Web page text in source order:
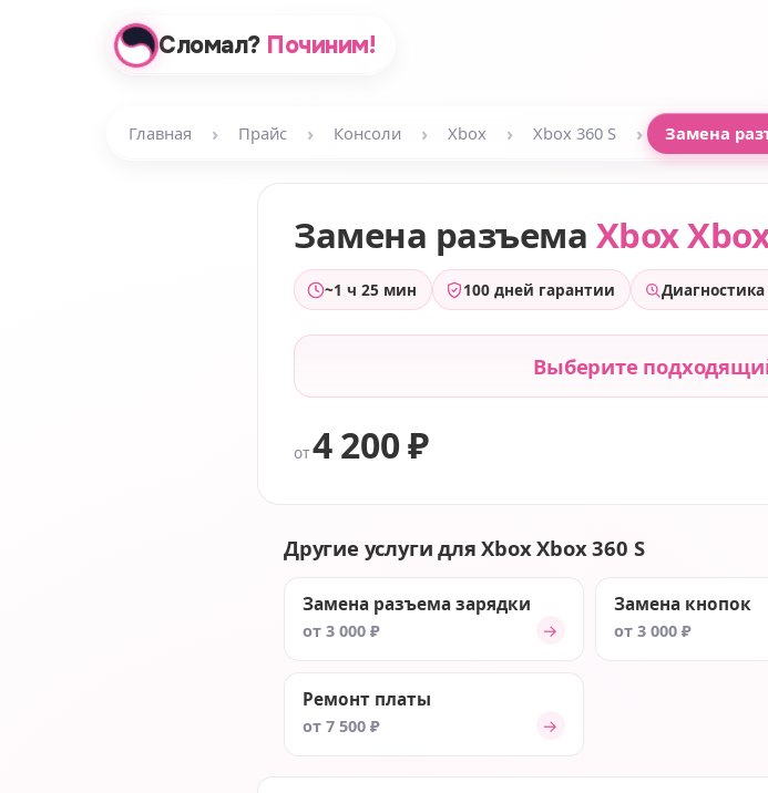
Сломал? Починим!
Главная › Прайс › Консоли › Xbox › Xbox 360 S › Замена
Замена разъема Xbox
~1 ч 25 мин 100 дней гарантии
Выберите
от 4 200 ₽
Другие услуги для Xbox Xbox 360 S
Замена разъема зарядки
от 3 000 ₽ →
Замена кнопок
от 3 000 ₽
Ремонт платы
от 7 500 ₽ →